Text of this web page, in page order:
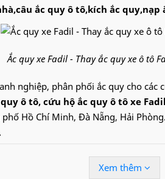
ắc quy ô tô,kích ắc quy,nạp
Ắc quy xe Fadil - Thay ắc quy xe ô tô
nghiệp, phân phối ắc quy cho các
ô tô, cứu hộ ắc quy ô tô xe Fadil
Hồ Chí Minh, Đà Nẵng, Hải
hỗ trợ nhanh về ắc quy xe Fadil
Xem thêm